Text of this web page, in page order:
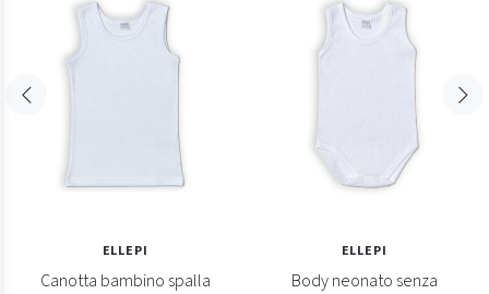
ELLEPI
Canotta bambino spalla
ELLEPI
Body neonato senza